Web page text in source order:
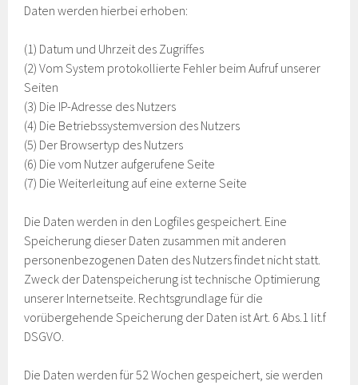
Daten werden hierbei erhoben:
(1) Datum und Uhrzeit des Zugriffes
(2) Vom System protokollierte Fehler beim Aufruf unserer
Seiten
(3) Die IP-Adresse des Nutzers
(4) Die Betriebssystemversion des Nutzers
(5) Der Browsertyp des Nutzers
(6) Die vom Nutzer aufgerufene Seite
(7) Die Weiterleitung auf eine externe Seite
Die Daten werden in den Logfiles gespeichert. Eine
Speicherung dieser Daten zusammen mit anderen
personenbezogenen Daten des Nutzers findet nicht statt.
Zweck der Datenspeicherung ist technische Optimierung
unserer Internetseite. Rechtsgrundlage für die
vorübergehende Speicherung der Daten ist Art. 6 Abs.1 lit.f
DSGVO.
Die Daten werden für 52 Wochen gespeichert, sie werden